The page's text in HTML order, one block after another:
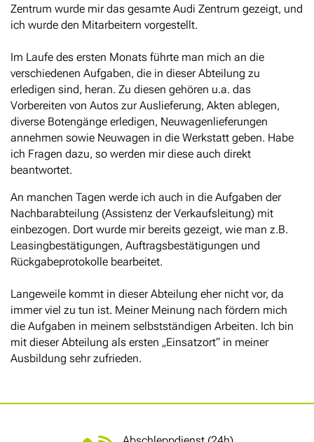
Zentrum wurde mir das gesamte Audi Zentrum gezeigt, und
ich wurde den Mitarbeitern vorgestellt.
Im Laufe des ersten Monats führte man mich an die
verschiedenen Aufgaben, die in dieser Abteilung zu
erledigen sind, heran. Zu diesen gehören u.a. das
Vorbereiten von Autos zur Auslieferung, Akten ablegen,
diverse Botengänge erledigen, Neuwagenlieferungen
annehmen sowie Neuwagen in die Werkstatt geben. Habe
ich Fragen dazu, so werden mir diese auch direkt
beantwortet.
An manchen Tagen werde ich auch in die Aufgaben der
Nachbarabteilung (Assistenz der Verkaufsleitung) mit
einbezogen. Dort wurde mir bereits gezeigt, wie man z.B.
Leasingbestätigungen, Auftragsbestätigungen und
Rückgabeprotokolle bearbeitet.
Langeweile kommt in dieser Abteilung eher nicht vor, da
immer viel zu tun ist. Meiner Meinung nach fördern mich
die Aufgaben in meinem selbstständigen Arbeiten. Ich bin
mit dieser Abteilung als ersten „Einsatzort“ in meiner
Ausbildung sehr zufrieden.